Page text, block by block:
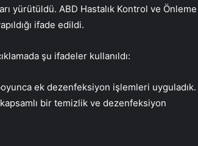
yürütüldü. ABD Hastalık Kontrol ve Önleme
ifade edildi.
şu ifadeler kullanıldı:
ek dezenfeksiyon işlemleri uyguladık.
bir temizlik ve dezenfeksiyon